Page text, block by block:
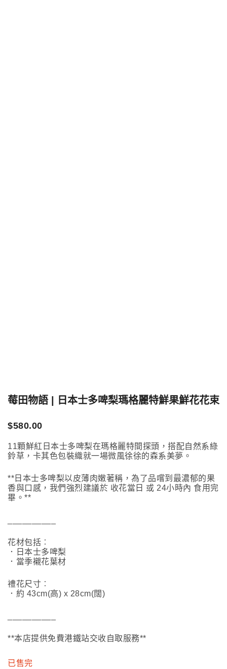
莓田物語 | 日本士多啤梨瑪格麗特鮮果鮮花花束
$580.00
11顆鮮紅日本士多啤梨在瑪格麗特間探頭，搭配自然系綠
鈴草，卡其色包裝織就一場微風徐徐的森系美夢。
**日本士多啤梨以皮薄肉嫩著稱，為了品嚐到最濃郁的果
香與口感，我們強烈建議於 收花當日 或 24小時內 食用完
畢。**
花材包括︰
．日本士多啤梨
．當季襯花葉材
禮花尺寸︰
．約 43cm(高) x 28cm(闊)
**本店提供免費港鐵站交收自取服務**
已售完